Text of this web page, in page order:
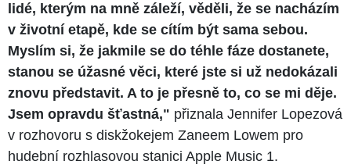
lidé, kterým na mně záleží, věděli, že se nacházím
v životní etapě, kde se cítím být sama sebou.
Myslím si, že jakmile se do téhle fáze dostanete,
stanou se úžasné věci, které jste si už nedokázali
znovu představit. A to je přesně to, co se mi děje.
Jsem opravdu šťastná," přiznala Jennifer Lopezová
v rozhovoru s diskžokejem Zaneem Lowem pro
hudební rozhlasovou stanici Apple Music 1.